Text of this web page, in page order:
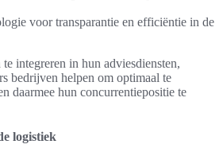
voor transparantie en efficiëntie in de
integreren in hun adviesdiensten,
bedrijven helpen om optimaal te
daarmee hun concurrentiepositie te
logistiek